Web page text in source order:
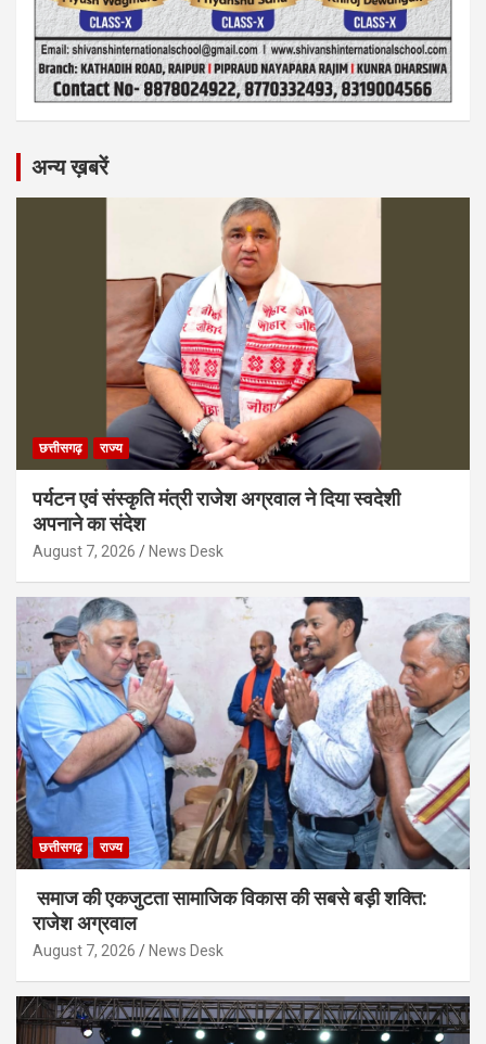
अन्य ख़बरें
छत्तीसगढ़ राज्य
पर्यटन एवं संस्कृति मंत्री राजेश अग्रवाल ने दिया स्वदेशी
अपनाने का संदेश
August 7, 2026 News Desk
छत्तीसगढ़ राज्य
समाज की एकजुटता सामाजिक विकास की सबसे बड़ी शक्ति:
राजेश अग्रवाल
August 7, 2026 News Desk